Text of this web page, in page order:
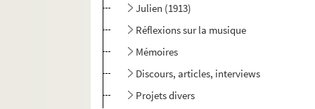
Julien (1913)
Réflexions sur la musique
Mémoires
Discours, articles, interviews
Projets divers